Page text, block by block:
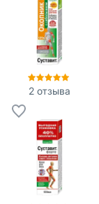
2 отзыва